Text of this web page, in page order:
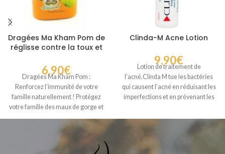
Dragées Ma Kham Pom de
réglisse contre la toux et
6,90€
Dragées Ma Kham Pom :
Renforcez l’immunité de votre
famille naturellement ! Protégez
votre famille des maux de gorge et
Clinda-M Acne Lotion
9,90€
Lotion de traitement de
l’acné.Clinda M tue les bactéries
qui causent l’acné en réduisant les
imperfections et en prévenant les